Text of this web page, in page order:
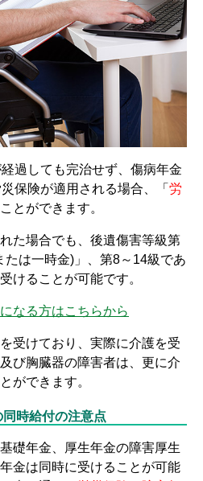
過しても完治せず、傷病年金
保険が適用される場合、「 労
とができます。
た場合でも、後遺傷害等級第
たは一時金)」、第8～14級であ
けることが可能です。
なる方はこちらから
受けており、実際に介護を受
び胸臓器の障害者は、更に介
ができます。
時給付の注意点
礎年金、厚生年金の障害厚生
金は同時に受けることが可能